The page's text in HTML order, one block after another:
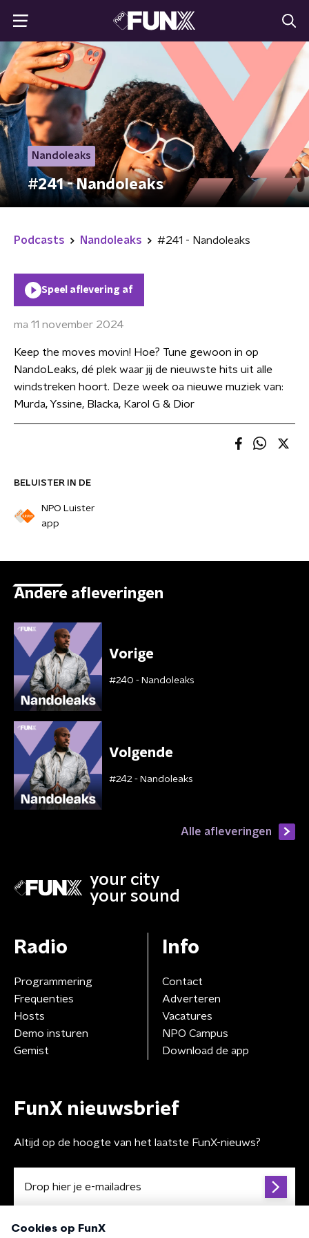
Nandoleaks
#241 - Nandoleaks
Podcasts Nandoleaks #241 - Nandoleaks
BELUISTER IN DE
NPO Luister
app
Speel aflevering af
ma 11 november 2024
Keep the moves movin! Hoe? Tune gewoon in op
NandoLeaks, dé plek waar jij de nieuwste hits uit alle
windstreken hoort. Deze week oa nieuwe muziek van:
Murda, Yssine, Blacka, Karol G & Dior
Andere afleveringen
Vorige
#240 - Nandoleaks
Volgende
#242 - Nandoleaks
Alle afleveringen
your city
your sound
Radio
Programmering
Frequenties
Hosts
Demo insturen
Gemist
Info
Contact
Adverteren
Vacatures
NPO Campus
Download de app
FunX nieuwsbrief
Altijd op de hoogte van het laatste FunX-nieuws?